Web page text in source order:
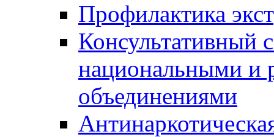
Профилактика
Консультативный
национальными и
объединениями